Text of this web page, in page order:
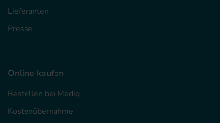
Lieferanten
Presse
Online kaufen
Bestellen bei Mediq
Kostenübernahme